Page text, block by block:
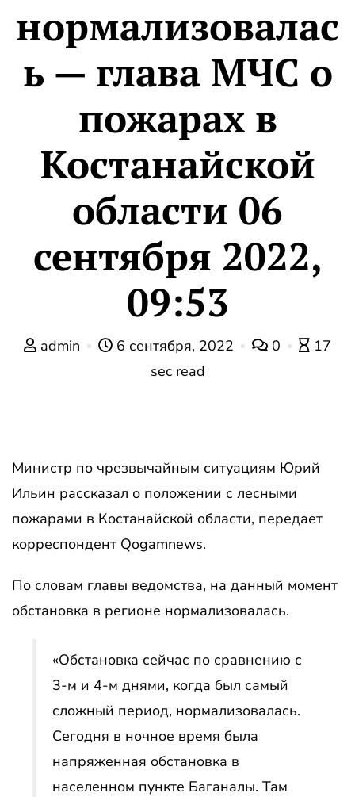
нормализовалас
ь — глава МЧС о
пожарах в
Костанайской
области 06
сентября 2022,
09:53
admin 6 сентября, 2022 0
17
sec read
Министр по чрезвычайным ситуациям Юрий
Ильин рассказал о положении с лесными
пожарами в Костанайской области, передает
корреспондент Qogamnews.
По словам главы ведомства, на данный момент
обстановка в регионе нормализовалась.
«Обстановка сейчас по сравнению с
3-м и 4-м днями, когда был самый
сложный период, нормализовалась.
Сегодня в ночное время была
напряженная обстановка в
населенном пункте Баганалы. Там